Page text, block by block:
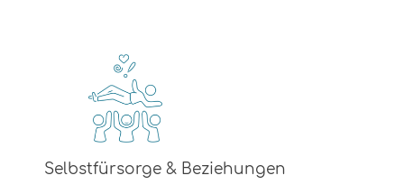
Selbstfürsorge & Beziehungen